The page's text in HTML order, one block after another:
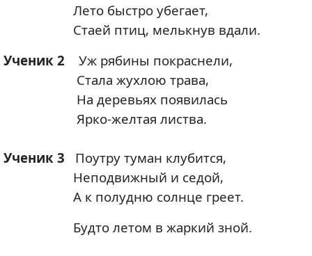
Лето быстро убегает,
Стаей птиц, мелькнув вдали.
Ученик 2
Уж рябины покраснели,
Стала жухлою трава,
На деревьях появилась
Ярко-желтая листва.
Ученик 3 Поутру туман клубится,
Неподвижный и седой,
А к полудню солнце греет.
Будто летом в жаркий зной.